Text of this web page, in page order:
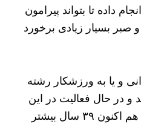
داده تا بتواند پیرامون
صبر بسیار زیادی برخورد
و یا به ورزشکار رشته
و در حال فعالیت در این
رشته می باشد. او با آن که هم اکنون ۳۹ سال بیشتر